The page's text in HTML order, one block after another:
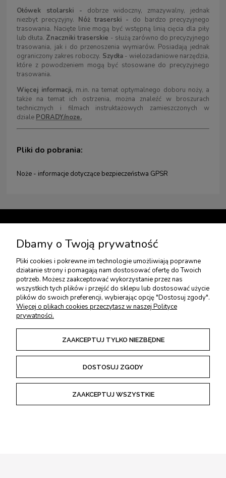
Ołówek stolarski - dobrze widoczny, zmazywalny, jednak
niezbyt precyzyjny. Nóż traserski - do bardzo precyzyjnego
trasowania. Nacięte linie mogą być wstępną linią cięcia dla piły
lub dłuta. Znaczniki traserskie - służą zarówno do precyzyjnego
trasowania, jak i do przenoszenia wymiarów. Posiadają jednak
ograniczony zakres roboczy. Szydła- wielozadaniowe narzędzia,
które z powodzeniem mogą być stosowane do precyzyjnego
trasowania.
Więcej informacji, m.in. na temat optymalnego doboru noży, a
także na temat ich ostrzenia, można znaleźć w broszurach
technicznych i filmach instruktażowych zamieszczonych w
dziale PORADY/noze.
Pliki do pobrania:
Noże - informacje dotyczące bezpieczeństwa GPSR
USŁUGI DODATKOWE
PŁATNOŚCI I DOSTAWA
ZWROTY I REKLAMACJE
REGULAMINY
POKAŻ PEŁNĄ WERSJĘ STRONY
Dbamy o Twoją prywatność
Pliki cookies i pokrewne im technologie umożliwiają poprawne
działanie strony i pomagają nam dostosować ofertę do Twoich
potrzeb. Możesz zaakceptować wykorzystanie przez nas
wszystkich tych plików i przejść do sklepu lub dostosować użycie
plików do swoich preferencji, wybierając opcję "Dostosuj zgody".
Więcej o plikach cookies przeczytasz w naszej Polityce
prywatności.
ZAAKCEPTUJ TYLKO NIEZBĘDNE
DOSTOSUJ ZGODY
ZAAKCEPTUJ WSZYSTKIE